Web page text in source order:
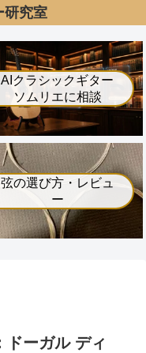
研究室
AIクラシックギター
ソムリエに相談
弦の選び方・レビュ
ー
ドーガル ディ